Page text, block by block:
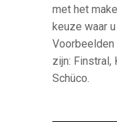
met het
keuze waar
Voorbeelden
zijn: Finstral,
Schüco.